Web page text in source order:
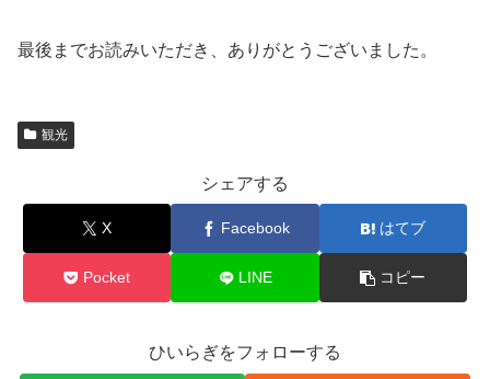
最後までお読みいただき、ありがとうございました。
観光
シェアする
X Facebook はてブ
Pocket LINE コピー
ひいらぎをフォローする